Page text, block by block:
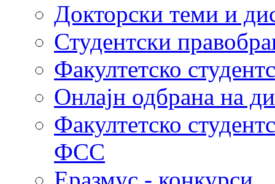
Докторски теми и
Студентски
Факултетско
Онлајн одбрана на
Факултетско
ФСС